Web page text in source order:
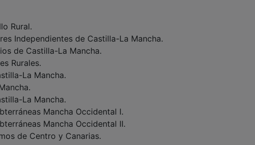
Rural.
Independientes de Castilla-La Mancha.
de Castilla-La Mancha.
Rurales.
La Mancha.
La Mancha.
Mancha Occidental I.
Mancha Occidental II.
de Centro y Canarias.